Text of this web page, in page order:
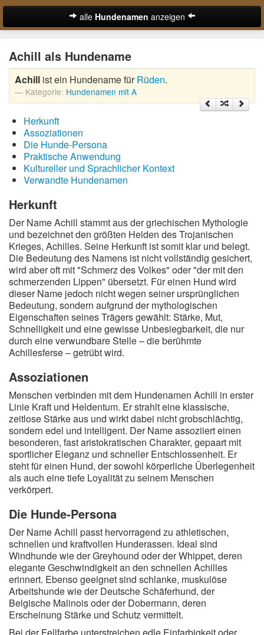
alle Hundenamen anzeigen
Hundenamen für Rüden
Hundenamen für Hündinnen
Beliebteste Hundenamen
Coole Hundenamen
Englische Hundenamen
Lustige Hundenamen
Süße Hundenamen
Hundenamen von A-Z:
A
B C D E F G H
I
J
K L M N O P Q
R
S
T U V W X Y Z
Achill als Hundename
Achill ist ein Hundename fürRüden.
Kategorie: Hundenamen mit A
Herkunft
Assoziationen
Die Hunde-Persona
Praktische Anwendung
Kultureller und Sprachlicher Kontext
Verwandte Hundenamen
Herkunft
Der Name Achill stammt aus der griechischen Mythologie
und bezeichnet den größten Helden des Trojanischen
Krieges, Achilles. Seine Herkunft ist somit klar und belegt.
Die Bedeutung des Namens ist nicht vollständig gesichert,
wird aber oft mit "Schmerz des Volkes" oder "der mit den
schmerzenden Lippen" übersetzt. Für einen Hund wird
dieser Name jedoch nicht wegen seiner ursprünglichen
Bedeutung, sondern aufgrund der mythologischen
Eigenschaften seines Trägers gewählt: Stärke, Mut,
Schnelligkeit und eine gewisse Unbesiegbarkeit, die nur
durch eine verwundbare Stelle – die berühmte
Achillesferse – getrübt wird.
Assoziationen
Menschen verbinden mit dem Hundenamen Achill in erster
Linie Kraft und Heldentum. Er strahlt eine klassische,
zeitlose Stärke aus und wirkt dabei nicht grobschlächtig,
sondern edel und intelligent. Der Name assoziiert einen
besonderen, fast aristokratischen Charakter, gepaart mit
sportlicher Eleganz und schneller Entschlossenheit. Er
steht für einen Hund, der sowohl körperliche Überlegenheit
als auch eine tiefe Loyalität zu seinem Menschen
verkörpert.
Die Hunde-Persona
Der Name Achill passt hervorragend zu athletischen,
schnellen und kraftvollen Hunderassen. Ideal sind
Windhunde wie der Greyhound oder der Whippet, deren
elegante Geschwindigkeit an den schnellen Achilles
erinnert. Ebenso geeignet sind schlanke, muskulöse
Arbeitshunde wie der Deutsche Schäferhund, der
Belgische Malinois oder der Dobermann, deren
Erscheinung Stärke und Schutz vermittelt.